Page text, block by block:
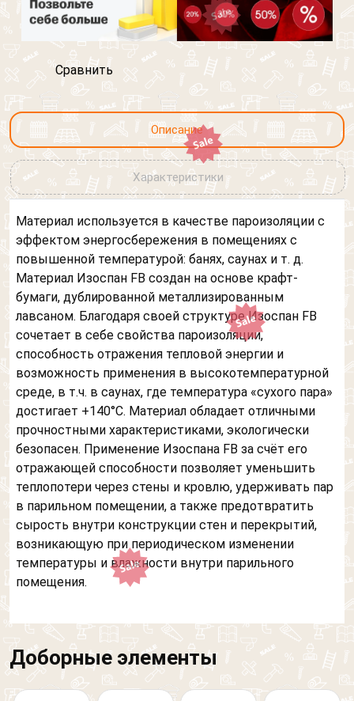
Сравнить
Описание
Характеристики
Материал используется в качестве пароизоляции с
эффектом энергосбережения в помещениях с
повышенной температурой: банях, саунах и т. д.
Материал Изоспан FВ создан на основе крафт-
бумаги, дублированной металлизированным
лавсаном. Благодаря своей структуре Изоспан FB
сочетает в себе свойства пароизоляции,
способность отражения тепловой энергии и
возможность применения в высокотемпературной
среде, в т.ч. в саунах, где температура «сухого пара»
достигает +140°С. Материал обладает отличными
прочностными характеристиками, экологически
безопасен. Применение Изоспана FB за счёт его
отражающей способности позволяет уменьшить
теплопотери через стены и кровлю, удерживать пар
в парильном помещении, а также предотвратить
сырость внутри конструкции стен и перекрытий,
возникающую при периодическом изменении
температуры и влажности внутри парильного
помещения.
Доборные элементы